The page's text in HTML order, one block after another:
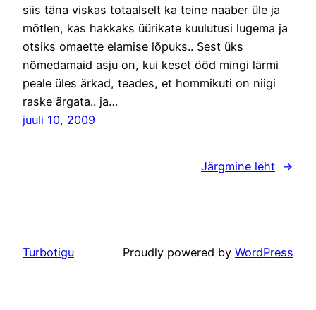
siis täna viskas totaalselt ka teine naaber üle ja
mõtlen, kas hakkaks üürikate kuulutusi lugema ja
otsiks omaette elamise lõpuks.. Sest üks
nõmedamaid asju on, kui keset ööd mingi lärmi
peale üles ärkad, teades, et hommikuti on niigi
raske ärgata.. ja…
juuli 10, 2009
Järgmine leht →
Turbotigu Proudly powered by WordPress